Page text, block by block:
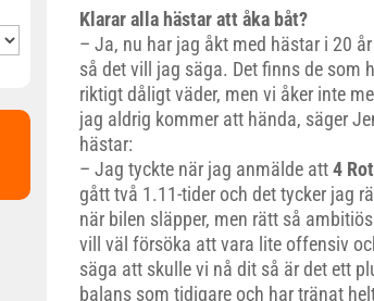
Klarar alla hästar att åka båt?
– Ja, nu har jag åkt med hästar i 20
så det vill jag säga. Det finns de som
riktigt dåligt väder, men vi åker inte
jag aldrig kommer att hända, säger
hästar:
– Jag tyckte när jag anmälde att4
gått två 1.11-tider och det tycker jag
när bilen släpper, men rätt så
vill väl försöka att vara lite offensiv
säga att skulle vi nå dit så är det ett
balans som tidigare och har tränat